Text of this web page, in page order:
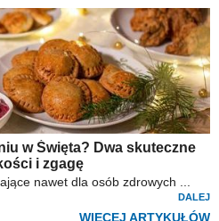
w Święta? Dwa skuteczne
i zgagę
nawet dla osób zdrowych ...
DALEJ
WIĘCEJ ARTYKUŁÓW